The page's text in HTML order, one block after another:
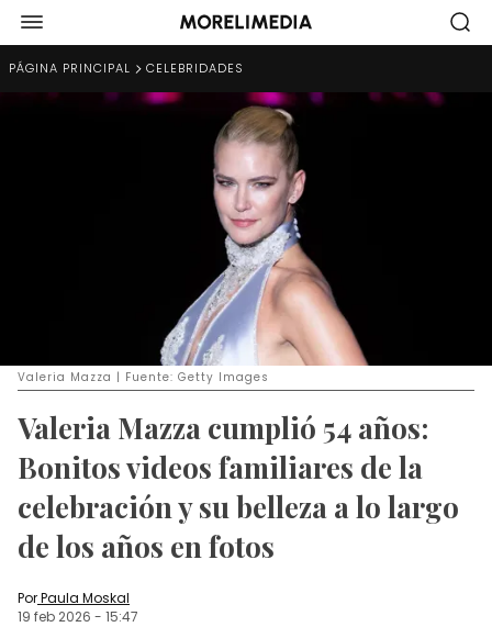
PÁGINA PRINCIPAL CELEBRIDADES
Valeria Mazza | Fuente: Getty Images
Valeria Mazza cumplió 54 años:
Bonitos videos familiares de la
celebración y su belleza a lo largo
de los años en fotos
PorPaula Moskal
19 feb 2026 - 15:47